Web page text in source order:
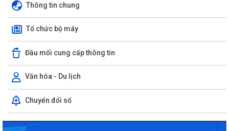
Thông tin chung
Tổ chức bộ máy
Đầu mối cung cấp thông tin
Văn hóa - Du lịch
Chuyển đổi số